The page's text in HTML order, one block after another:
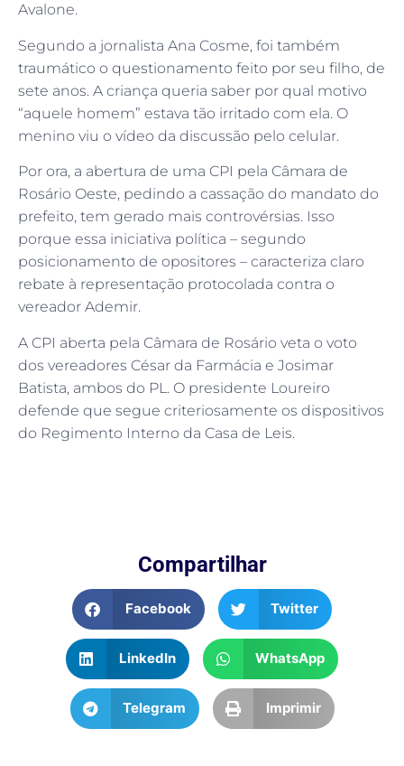
Avalone.
Segundo a jornalista Ana Cosme, foi também
traumático o questionamento feito por seu filho, de
sete anos. A criança queria saber por qual motivo
“aquele homem” estava tão irritado com ela. O
menino viu o vídeo da discussão pelo celular.
Por ora, a abertura de uma CPI pela Câmara de
Rosário Oeste, pedindo a cassação do mandato do
prefeito, tem gerado mais controvérsias. Isso
porque essa iniciativa política – segundo
posicionamento de opositores – caracteriza claro
rebate à representação protocolada contra o
vereador Ademir.
A CPI aberta pela Câmara de Rosário veta o voto
dos vereadores César da Farmácia e Josimar
Batista, ambos do PL. O presidente Loureiro
defende que segue criteriosamente os dispositivos
do Regimento Interno da Casa de Leis.
Compartilhar
Facebook Twitter
LinkedIn WhatsApp
Telegram Imprimir